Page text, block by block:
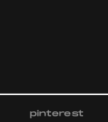
pinterest